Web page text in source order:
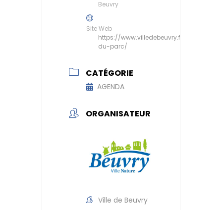
Beuvry
Site Web
https://www.villedebeuvry.fr/maison-
du-parc/
CATÉGORIE
AGENDA
ORGANISATEUR
Ville de Beuvry